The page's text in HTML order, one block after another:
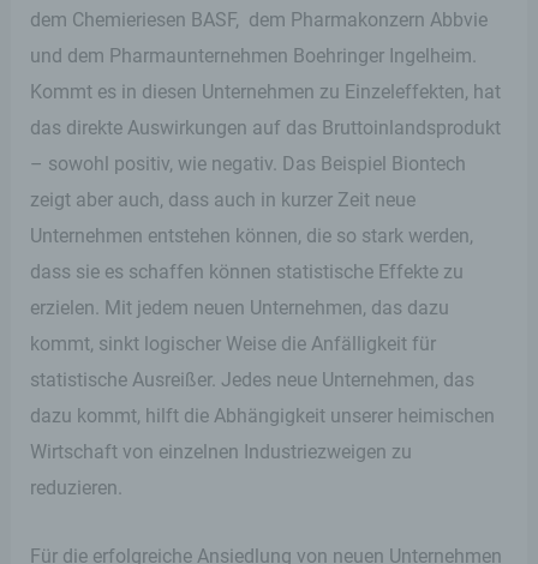
dem Chemieriesen BASF, dem Pharmakonzern Abbvie
und dem Pharmaunternehmen Boehringer Ingelheim.
Kommt es in diesen Unternehmen zu Einzeleffekten, hat
das direkte Auswirkungen auf das Bruttoinlandsprodukt
– sowohl positiv, wie negativ. Das Beispiel Biontech
zeigt aber auch, dass auch in kurzer Zeit neue
Unternehmen entstehen können, die so stark werden,
dass sie es schaffen können statistische Effekte zu
erzielen. Mit jedem neuen Unternehmen, das dazu
kommt, sinkt logischer Weise die Anfälligkeit für
statistische Ausreißer. Jedes neue Unternehmen, das
dazu kommt, hilft die Abhängigkeit unserer heimischen
Wirtschaft von einzelnen Industriezweigen zu
reduzieren.
Für die erfolgreiche Ansiedlung von neuen Unternehmen